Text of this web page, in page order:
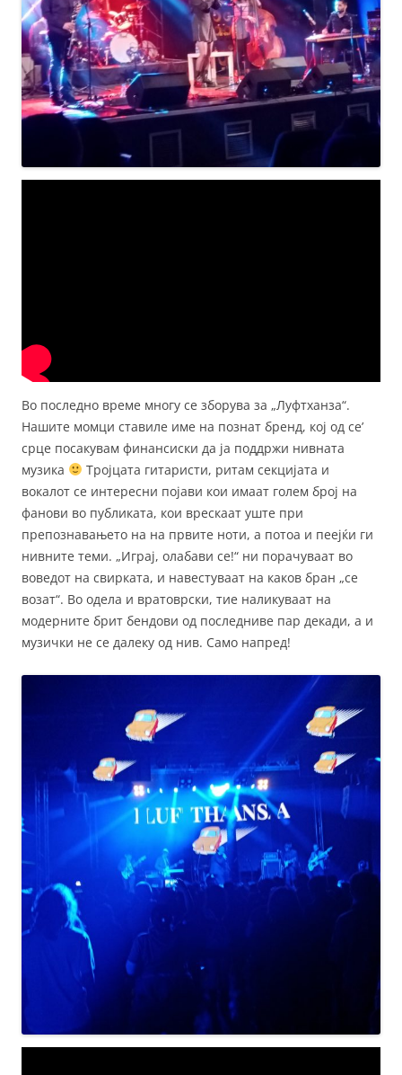
Во последно време многу се зборува за „Луфтханза“.
Нашите момци ставиле име на познат бренд, кој од се’
срце посакувам финансиски да ја пoддржи нивната
музика
Тројцата гитаристи, ритам секцијата и
вокалот се интересни појави кои имаат голем број на
фанови во публиката, кои врескаат уште при
препознавањето на на првите ноти, а потоа и пеејќи ги
нивните теми. „Играј, олабави се!“ ни порачуваат во
воведот на свирката, и навестуваат на каков бран „се
возат“. Во одела и вратоврски, тие наликуваат на
модерните брит бендови од последниве пар декади, а и
музички не се далеку од нив. Само напред!